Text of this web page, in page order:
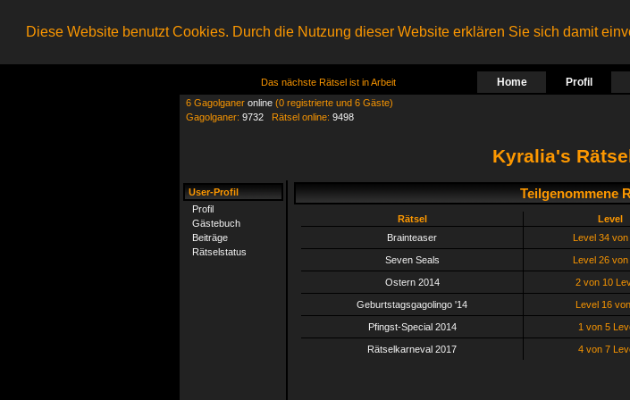
Diese Website benutzt Cookies. Durch die Nutzung dieser Website erklären Sie sich damit
Das nächste Rätsel ist in Arbeit Home Profil
6 Gagolganer online (0 registrierte und 6 Gäste)
Gagolganer: 9732 Rätsel online: 9498
Kyralia's
User-Profil
Profil
Gästebuch
Beiträge
Rätselstatus
Teilgenommene
Rätsel Level
Brainteaser
Level 34 von
Seven Seals Level 26 von
Ostern 2014 2 von 10
Geburtstagsgagolingo '14 Level 16
Pfingst-Special 2014 1 von 5
Rätselkarneval 2017 4 von 7